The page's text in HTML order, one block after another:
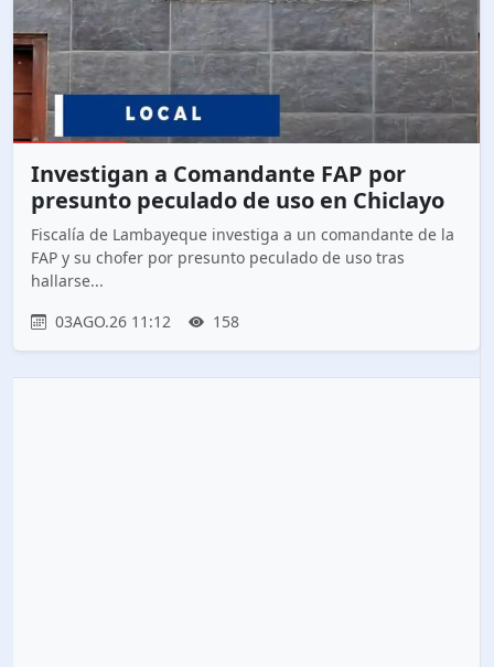
Investigan a Comandante FAP por
presunto peculado de uso en Chiclayo
Fiscalía de Lambayeque investiga a un comandante de la
FAP y su chofer por presunto peculado de uso tras
hallarse...
03AGO.26 11:12
158